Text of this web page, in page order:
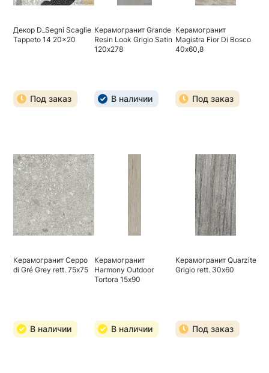
Декор D_Segni Scaglie
Tappeto 14 20x20
Под заказ
Керамогранит Grande
Resin Look Grigio Satin
120х278
В наличии
Керамогранит
Magistra Fior Di Bosco
40х60,8
Под заказ
Керамогранит Ceppo
di Gré Grey rett. 75х75
В наличии
Керамогранит
Harmony Outdoor
Tortora 15х90
В наличии
Керамогранит Quarzite
Grigio rett. 30х60
Под заказ